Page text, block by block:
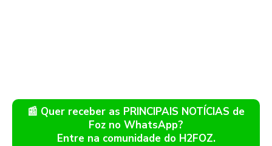
📰 Quer receber as PRINCIPAIS NOTÍCIAS de
Foz no WhatsApp?
Entre na comunidade do H2FOZ.